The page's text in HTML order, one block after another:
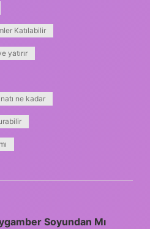
Katılabilir
yatırır
ne kadar
Soyundan Mı